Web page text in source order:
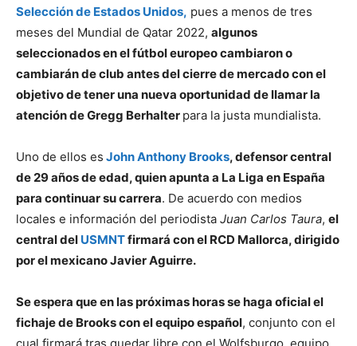
Selección de Estados Unidos, pues a menos de tres
meses del Mundial de Qatar 2022, algunos
seleccionados en el fútbol europeo cambiaron o
cambiarán de club antes del cierre de mercado con el
objetivo de tener una nueva oportunidad de llamar la
atención de Gregg Berhalter para la justa mundialista.
Uno de ellos es John Anthony Brooks, defensor central
de 29 años de edad, quien apunta a La Liga en España
para continuar su carrera. De acuerdo con medios
locales e información del periodista Juan Carlos Taura, el
central del USMNTfirmará con el RCD Mallorca, dirigido
por el mexicano Javier Aguirre.
Se espera que en las próximas horas se haga oficial el
fichaje de Brooks con el equipo español, conjunto con el